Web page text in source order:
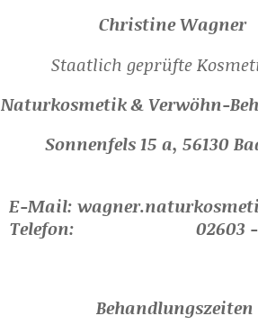
Christine Wagner
Staatlich geprüfte
Naturkosmetik & Verwöhn-
Sonnenfels 15 a, 56130
E-Mail:
Telefon: 02603 -
Behandlungszeiten